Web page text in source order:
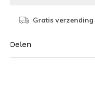
Gratis verzending
Delen